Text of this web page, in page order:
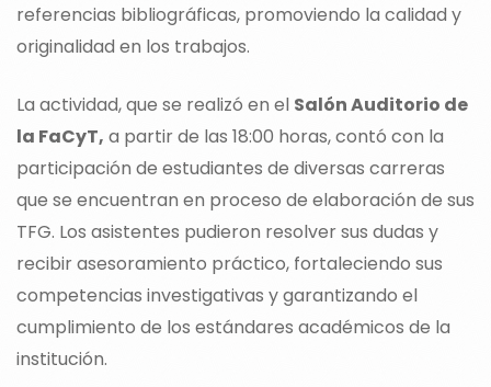
referencias bibliográficas, promoviendo la calidad y
originalidad en los trabajos.
La actividad, que se realizó en el Salón Auditorio de
la FaCyT, a partir de las 18:00 horas, contó con la
participación de estudiantes de diversas carreras
que se encuentran en proceso de elaboración de sus
TFG. Los asistentes pudieron resolver sus dudas y
recibir asesoramiento práctico, fortaleciendo sus
competencias investigativas y garantizando el
cumplimiento de los estándares académicos de la
institución.